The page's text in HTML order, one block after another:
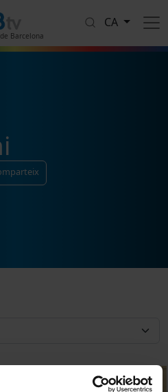
Barcelona
CA